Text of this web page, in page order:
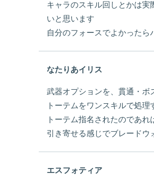
キャラのスキル回しとかは
いと思います
自分のフォースでよかった
なたりあイリス
武器オプションを、貫通・ボ
トーテムをワンスキルで処
トーテム指名されたのであ
引き寄せる感じでブレード
エスフォティア